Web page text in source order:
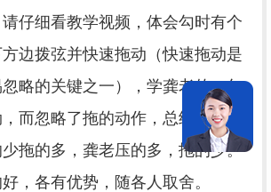
仔细看教学视频，体会勾时有个
边拨弦并快速拖动（快速拖动是
略的关键之一），学龚老的，勾
而忽略了拖的动作，总结起来，
拖的多，龚老压的多，拖的少。
，各有优势，随各人取舍。